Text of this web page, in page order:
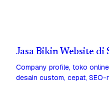
Jasa Bikin Website di
Company profile, toko
desain custom, cepat, SEO-